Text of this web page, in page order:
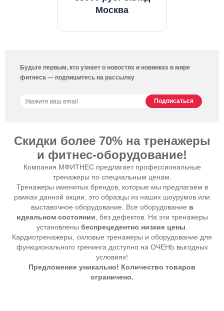
Москва
Будьте первым, кто узнает о новостях и новинках в мире
фитнеса — подпишитесь на рассылку
Скидки более 70% на тренажеры
и фитнес-оборудование!
Компания МФИТНЕС предлагает профессиональные
тренажеры по специальным ценам.
Тренажеры именитых брендов, которые мы предлагаем в
рамках данной акции, это образцы из наших шоурумов или
выставочное оборудование. Все оборудование в
идеальном состоянии , без дефектов. На эти тренажеры
установлены беспрецедентно низкие цены
Кардиотренажеры, силовые тренажеры и оборудование для
функционального тренинга доступно на ОЧЕНЬ выгодных
условиях!
Предложение уникально! Количество товаров
ограничено.